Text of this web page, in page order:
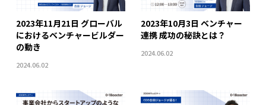
2023年11月21日 グローバル
におけるベンチャービルダー
の動き
2024.06.02
2023年10月3日 ベンチャー
連携 成功の秘訣とは？
2024.06.02